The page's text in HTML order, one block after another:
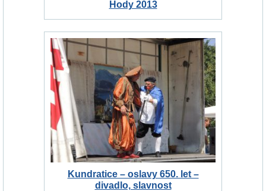
Hody 2013
Kundratice – oslavy 650. let –
divadlo, slavnost